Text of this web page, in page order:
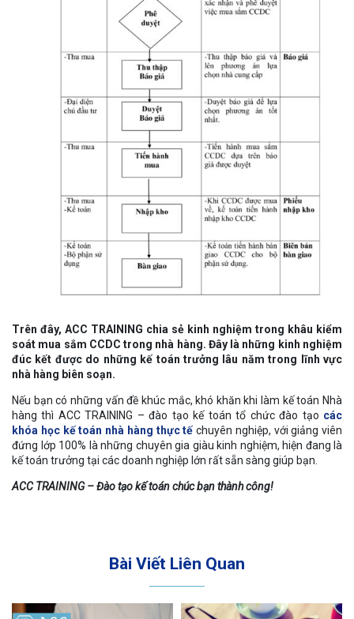
Trên đây, ACC TRAINING chia sẻ kinh nghiệm trong khâu kiểm
soát mua sắm CCDCtrong nhà hàng. Đây là những kinh nghiệm
đúc kết được do những kế toán trưởng lâu năm trong lĩnh vực
nhà hàng biên soạn.
Nếu bạn có những vấn đề khúc mắc, khó khăn khi làm kế toán Nhà
hàng thì ACC TRAINING – đào tạo kế toán tổ chức đào tạo các
khóa học kế toán nhà hàng thực tế chuyên nghiệp, với giảng viên
đứng lớp 100% là những chuyên gia giàu kinh nghiệm, hiện đang là
kế toán trưởng tại các doanh nghiệp lớn rất sẵn sàng giúp bạn.
ACC TRAINING – Đào tạo kế toán chúc bạn thành công!
Bài Viết Liên Quan